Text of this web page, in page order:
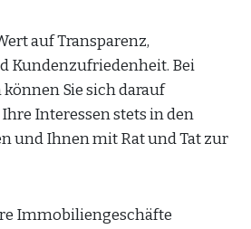
auf Transparenz,
Kundenzufriedenheit. Bei
Sie sich darauf
Interessen stets in den
und Ihnen mit Rat und Tat zur
Immobiliengeschäfte